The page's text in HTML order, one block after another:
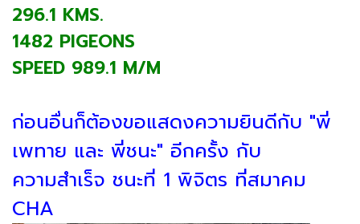
296.1 KMS.
1482 PIGEONS
SPEED 989.1 M/M
ก่อนอื่นก็ต้องขอแสดงความยินดีกับ "พี่
เพทาย และ พี่ชนะ" อีกครั้ง กับ
ความสำเร็จ ชนะที่ 1 พิจิตร ที่สมาคม
CHA